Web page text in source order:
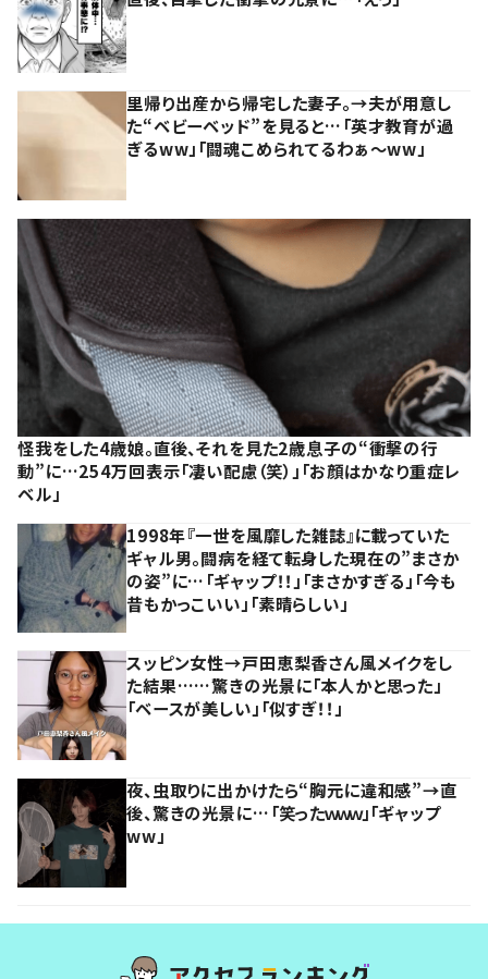
里帰り出産から帰宅した妻子。→夫が用意し
た“ベビーベッド”を見ると…「英才教育が過
ぎるww」「闘魂こめられてるわぁ～ww」
怪我をした4歳娘。直後、それを見た2歳息子の“衝撃の行
動”に…254万回表示「凄い配慮（笑）」「お顔はかなり重症レ
ベル」
1998年『一世を風靡した雑誌』に載っていた
ギャル男。闘病を経て転身した現在の”まさか
の姿”に…「ギャップ！！」「まさかすぎる」「今も
昔もかっこいい」「素晴らしい」
スッピン女性→戸田恵梨香さん風メイクをし
た結果……驚きの光景に「本人かと思った」
「ベースが美しい」「似すぎ！！」
夜、虫取りに出かけたら“胸元に違和感”→直
後、驚きの光景に…「笑ったｗｗｗ」「ギャップ
ww」